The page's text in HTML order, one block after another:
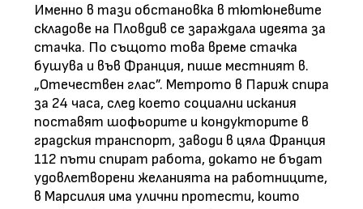
Именно в тази обстановка в тютюневите
складове на Пловдив се зараждала идеята за
стачка. По същото това време стачка
бушува и във Франция, пише местният в.
„Отечествен глас”. Метрото в Париж спира
за 24 часа, след което социални искания
поставят шофьорите и кондукторите в
градския транспорт, заводи в цяла Франция
112 пъти спират работа, докато не бъдат
удовлетворени желанията на работниците,
в Марсилия има улични протести, които